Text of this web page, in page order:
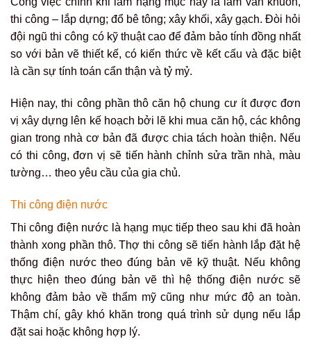
thi công – lắp dựng; đổ bê tông; xây khối, xây gạch. Đòi hỏi
đội ngũ thi công có kỹ thuật cao để đảm bảo tính đồng nhất
so với bản vẽ thiết kế, có kiến thức về kết cấu và đặc biệt
là cần sự tính toán cẩn thận và tỷ mỷ.
Hiện nay, thi công phần thô căn hộ chung cư ít được đơn
vị xây dựng lên kế hoạch bởi lẽ khi mua căn hộ, các không
gian trong nhà cơ bản đã được chia tách hoàn thiện. Nếu
có thi công, đơn vị sẽ tiến hành chỉnh sửa trần nhà, màu
tường… theo yêu cầu của gia chủ.
Thi công điện nước
Thi công điện nước là hạng mục tiếp theo sau khi đã hoàn
thành xong phần thô. Thợ thi công sẽ tiến hành lắp đặt hệ
thống điện nước theo đúng bản vẽ kỹ thuật. Nếu không
thực hiện theo đúng bản vẽ thì hệ thống điện nước sẽ
không đảm bảo về thẩm mỹ cũng như mức độ an toàn.
Thậm chí, gây khó khăn trong quá trình sử dụng nếu lắp
đặt sai hoặc không hợp lý.